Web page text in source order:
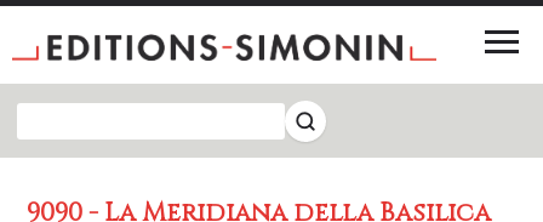
9090 - La Meridiana della Basilica